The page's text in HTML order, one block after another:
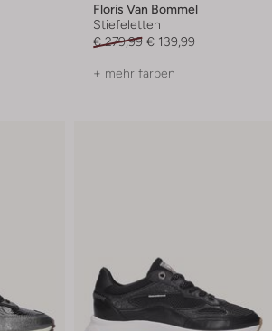
Floris Van Bommel
Stiefeletten
€ 279,99 € 139,99
+ mehr farben